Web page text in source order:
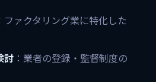
ファクタリング業に特化した
討 ：業者の登録・監督制度の